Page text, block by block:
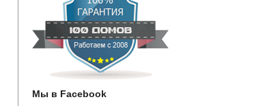
Мы в Facebook